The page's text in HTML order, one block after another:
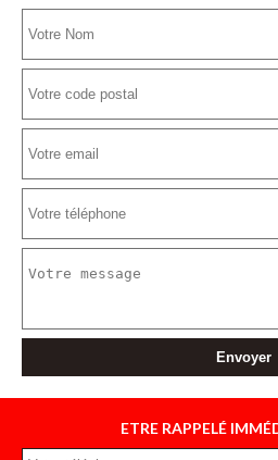
ETRE RAPPELÉ